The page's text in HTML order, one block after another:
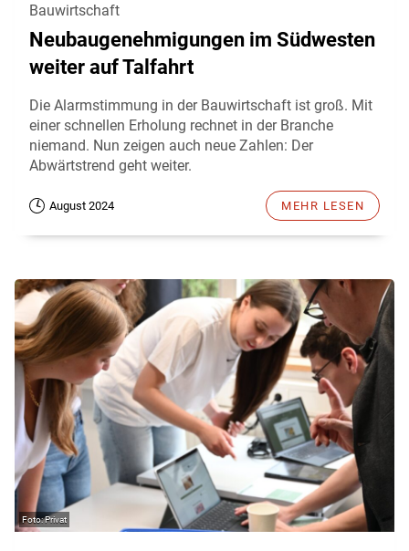
Bauwirtschaft
Neubaugenehmigungen im Südwesten
weiter auf Talfahrt
Die Alarmstimmung in der Bauwirtschaft ist groß. Mit
einer schnellen Erholung rechnet in der Branche
niemand. Nun zeigen auch neue Zahlen: Der
Abwärtstrend geht weiter.
August 2024 MEHR LESEN
Privat